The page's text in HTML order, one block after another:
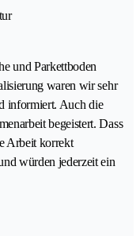
und Parkettboden
waren wir sehr
informiert. Auch die
begeistert. Dass
Arbeit korrekt
würden jederzeit ein